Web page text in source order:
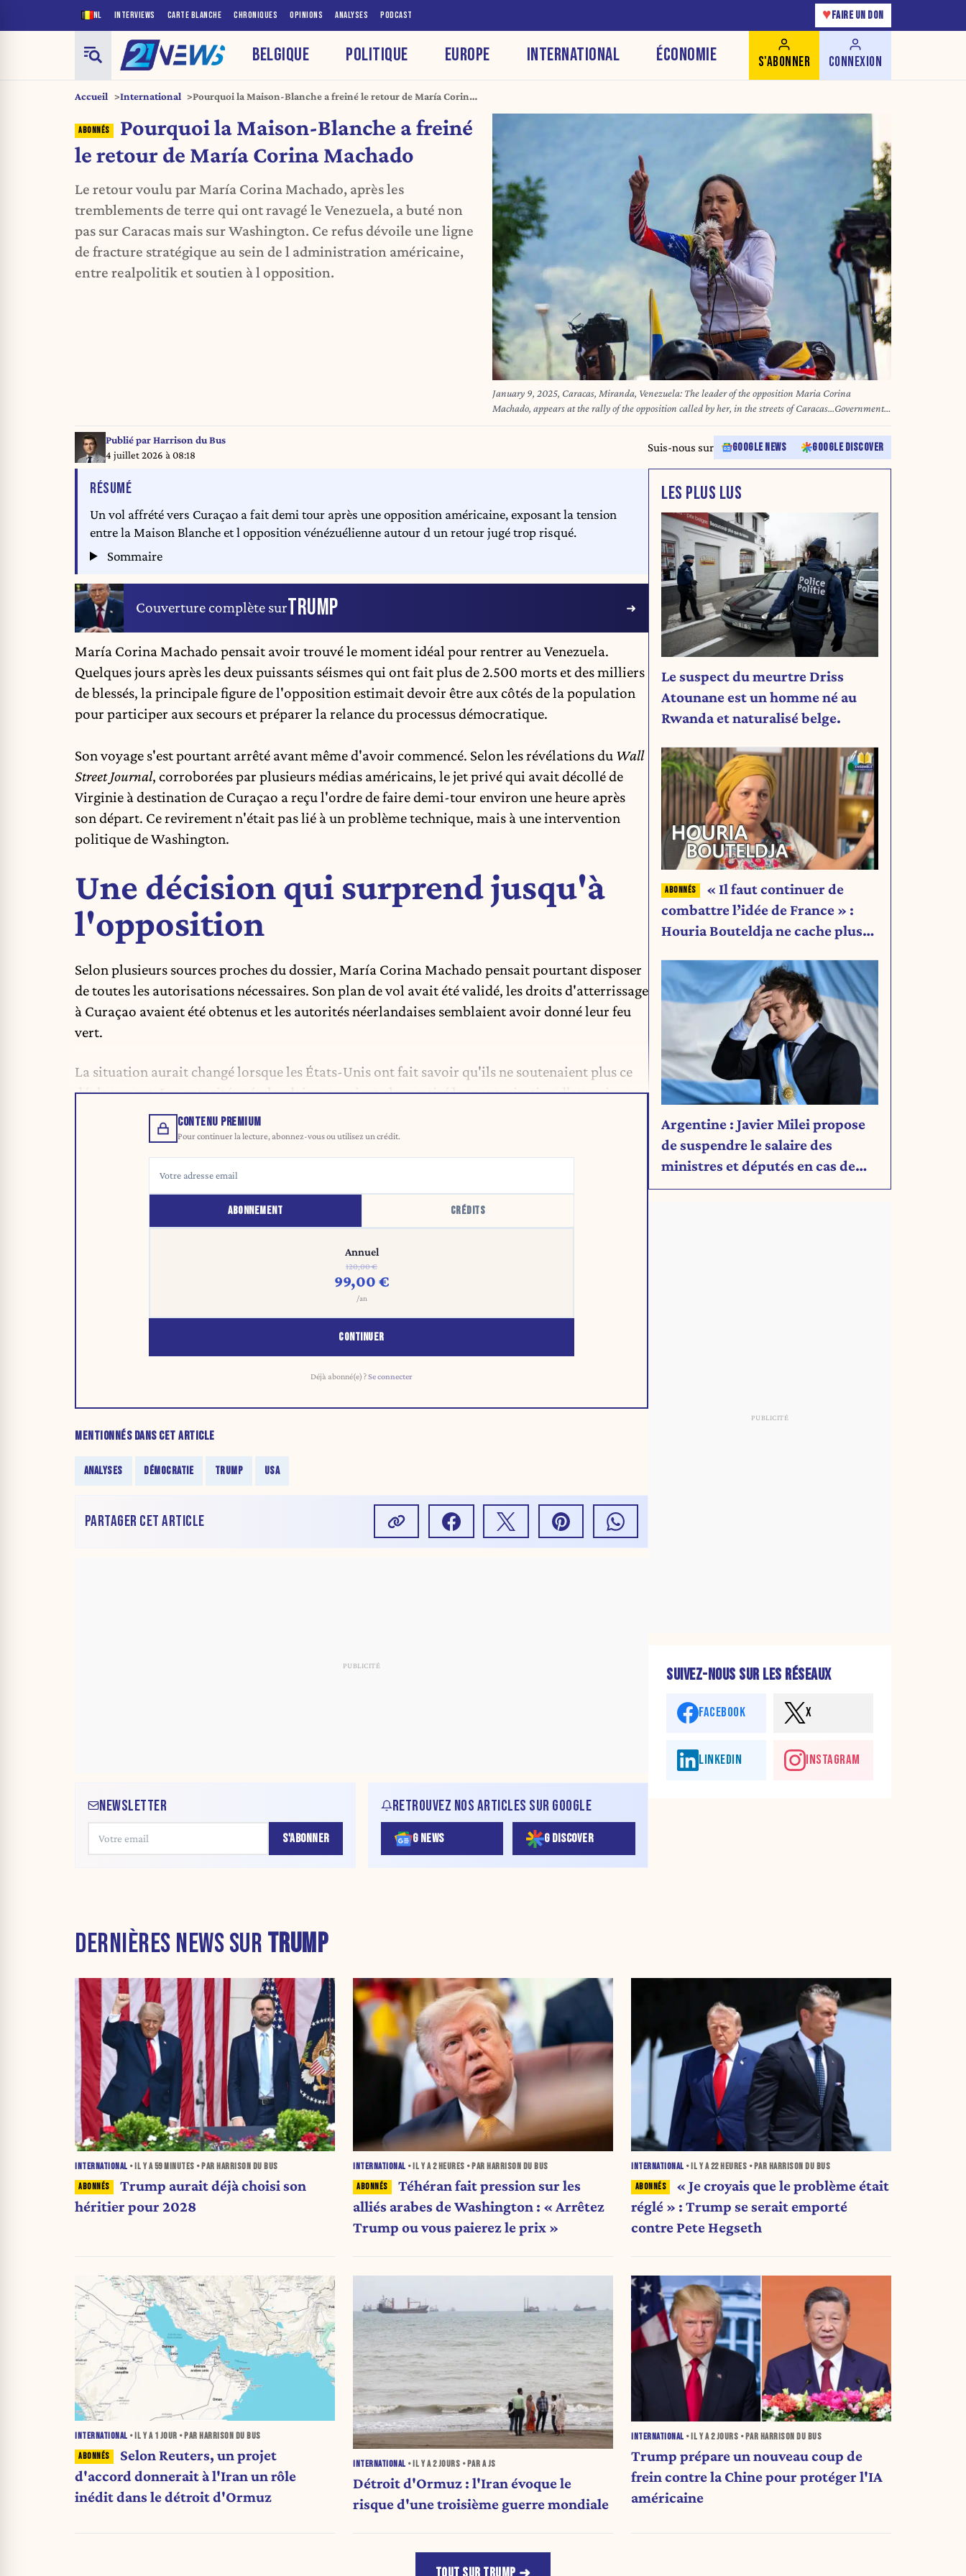
NL INTERVIEWS CARTE BLANCHE CHRONIQUES OPINIONS ANALYSES PODCAST ♥ FAIRE UN DON
BELGIQUE POLITIQUE EUROPE INTERNATIONAL ÉCONOMIE S'ABONNER CONNEXION
Accueil International
Pourquoi la Maison-Blanche a freiné le retour de María Corina
Pourquoi la Maison-Blanche a freiné
le retour de María Corina Machado
Le retour voulu par María Corina Machado, après les
tremblements de terre qui ont ravagé le Venezuela, a buté non
pas sur Caracas mais sur Washington. Ce refus dévoile une ligne
de fracture stratégique au sein de l administration américaine,
entre realpolitik et soutien à l opposition.
January 9, 2025, Caracas, Miranda, Venezuela: The leader of the opposition Maria Corina
Machado, appears at the rally of the opposition called by her, in the streets of Caracas...Government
and opposition marches and rallies prior to the presidential inauguration on January 10, 2025.
Caracas, Venezuela (Credit Image: © Jimmy Villalta/ZUMA Press Wire)
Publié parHarrison du Bus
4 juillet 2026 à 08:18
Suis-nous sur GOOGLE NEWS GOOGLE DISCOVER
RÉSUMÉDE L'ARTICLE
Un vol affrété vers Curaçao a fait demi tour après une opposition américaine, exposant la tension
entre la Maison Blanche et l opposition vénézuélienne autour d un retour jugé trop risqué.
Sommaire
Couverture complète surTRUMP
María Corina Machado pensait avoir trouvé le moment idéal pour rentrer auVenezuela.
Quelques jours après les deux puissants séismes qui ont fait plus de 2.500 morts et des milliers
de blessés, la principale figure de l'opposition estimait devoir être aux côtés de la population
pour participer aux secours et préparer la relance du processus démocratique.
Son voyage s'est pourtant arrêté avant même d'avoir commencé. Selon les révélations du Wall
Street Journal, corroborées par plusieurs médias américains, le jet privé qui avait décollé de
Virginie à destination de Curaçao a reçu l'ordre de faire demi-tour environ une heure après
son départ. Ce revirement n'était pas lié à un problème technique, mais à une intervention
politique de Washington.
Une décision qui surprend jusqu'à
l'opposition
Selon plusieurs sources proches du dossier, María Corina Machado pensait pourtant disposer
de toutes les autorisations nécessaires. Son plan de vol avait été validé, les droits d'atterrissage
à Curaçao avaient été obtenus et les autorités néerlandaises semblaient avoir donné leur feu
vert.
La situation aurait changé lorsque les États-Unis ont fait savoir qu'ils ne soutenaient plus ce
déplacement. Les autorités néerlandaises auraient alors retiré leur autorisation d'atterrissage.
CONTENU PREMIUM
Pour continuer la lecture, abonnez-vous ou utilisez un crédit.
ABONNEMENT CRÉDITS
Annuel
120,00 €
99,00 €
/an
CONTINUER
Déjà abonné(e) ?Se connecter
MENTIONNÉS DANS CET ARTICLE
ANALYSES DÉMOCRATIE TRUMP USA
PARTAGER CET ARTICLE
NEWSLETTER
S'ABONNER
RETROUVEZ NOS ARTICLES SUR GOOGLE
G NEWS G DISCOVER
LES PLUS LUS
Le suspect du meurtre Driss
Atounane est un homme né au
Rwanda et naturalisé belge.
« Il faut continuer de
combattre l’idée de France » :
Houria Bouteldja ne cache plus
Argentine : Javier Milei propose
de suspendre le salaire des
ministres et députés en cas de
déficit budgétaire
SUIVEZ-NOUS SUR LES RÉSEAUX
FACEBOOK X
LINKEDIN INSTAGRAM
DERNIÈRES NEWS SUR TRUMP
INTERNATIONAL • IL Y A59 MINUTES • PAR HARRISON DU BUS
Trump aurait déjà choisi son
héritier pour 2028
INTERNATIONAL • IL Y A2 HEURES • PAR HARRISON DU BUS
Téhéran fait pression sur les
alliés arabes de Washington : « Arrêtez
Trump ou vous paierez le prix »
INTERNATIONAL • IL Y A22 HEURES • PAR HARRISON DU BUS
« Je croyais que le problème était
réglé » : Trump se serait emporté
contre Pete Hegseth
INTERNATIONAL • IL Y A 1 JOUR • PAR HARRISON DU BUS
Selon Reuters, un projet
d'accord donnerait à l'Iran un rôle
inédit dans le détroit d'Ormuz
INTERNATIONAL • IL Y A2 JOURS • PAR A JS
Détroit d'Ormuz : l'Iran évoque le
risque d'une troisième guerre mondiale
INTERNATIONAL • IL Y A2 JOURS • PAR HARRISON DU BUS
Trump prépare un nouveau coup de
frein contre la Chine pour protéger l'IA
américaine